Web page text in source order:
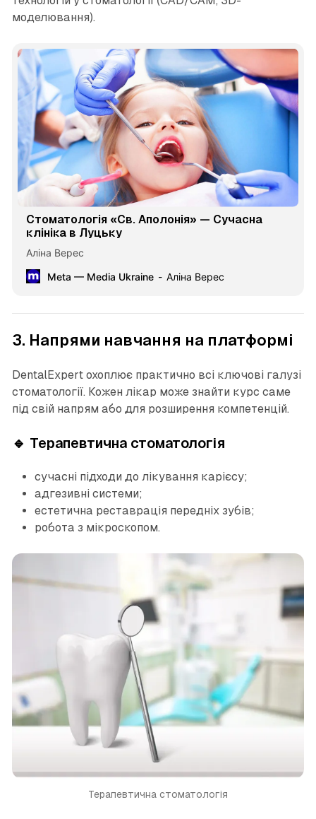
моделювання).
Стоматологія «Св. Аполонія» — Сучасна
клініка в Луцьку
Аліна Верес
Meta — Media Ukraine
Аліна Верес
3. Напрями навчання на платформі
DentalExpert охоплює практично всі ключові галузі
стоматології. Кожен лікар може знайти курс саме
під свій напрям або для розширення компетенцій.
🔹 Терапевтична стоматологія
сучасні підходи до лікування карієсу;
адгезивні системи;
естетична реставрація передніх зубів;
робота з мікроскопом.
Терапевтична стоматологія